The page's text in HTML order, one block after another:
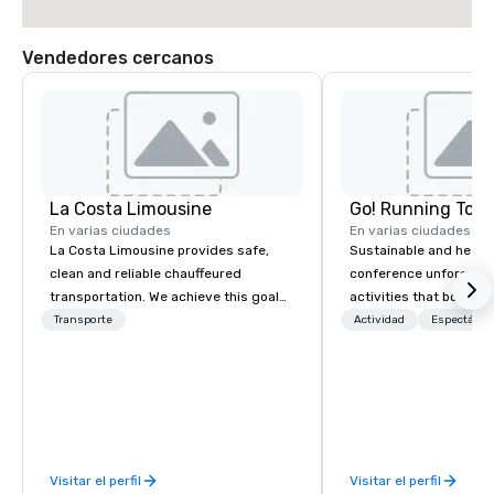
Vendedores cercanos
La Costa Limousine
En varias ciudades
La Costa Limousine provides safe,
clean and reliable chauffeured
transportation. We achieve this goal
with highly trained chauffeurs, the
late model luxury vehicles to the
Transporte
Visitar el perfil
Go! Running
En varias ciudades
Sustainable and
conference
activities that boost
lower carbon
Actividad
Visitar el perfil